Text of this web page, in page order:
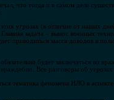
что тогда и в самом деле
угрозах (в отличие от наших
задача – вынос военных
приводиться масса доводов в
будет заключаться во
Все разговоры об
тематика феномена НЛО в